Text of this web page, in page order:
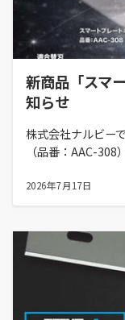
新商品「スマ
知らせ
株式会社ナルビー
（品番：AAC-308
2026年7月17日